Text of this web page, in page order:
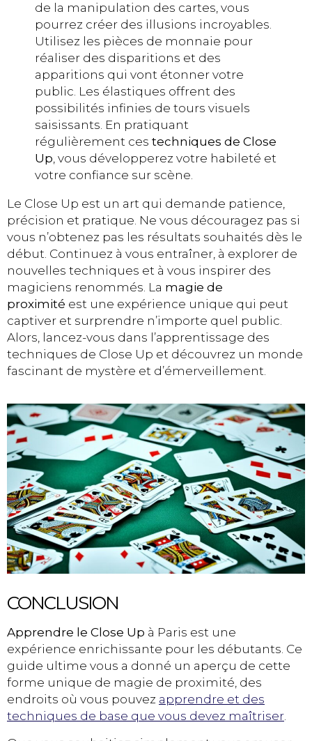
de la manipulation des cartes, vous
pourrez créer des illusions incroyables.
Utilisez les pièces de monnaie pour
réaliser des disparitions et des
apparitions qui vont étonner votre
public. Les élastiques offrent des
possibilités infinies de tours visuels
saisissants. En pratiquant
régulièrement ces techniques de Close
Up, vous développerez votre habileté et
votre confiance sur scène.
Le Close Up est un art qui demande patience,
précision et pratique. Ne vous découragez pas si
vous n’obtenez pas les résultats souhaités dès le
début. Continuez à vous entraîner, à explorer de
nouvelles techniques et à vous inspirer des
magiciens renommés. La magie de
proximité est une expérience unique qui peut
captiver et surprendre n’importe quel public.
Alors, lancez-vous dans l’apprentissage des
techniques de Close Up et découvrez un monde
fascinant de mystère et d’émerveillement.
CONCLUSION
Apprendre le Close Up à Paris est une
expérience enrichissante pour les débutants. Ce
guide ultime vous a donné un aperçu de cette
forme unique de magie de proximité, des
endroits où vous pouvez apprendre et des
techniques de base que vous devez maîtriser.